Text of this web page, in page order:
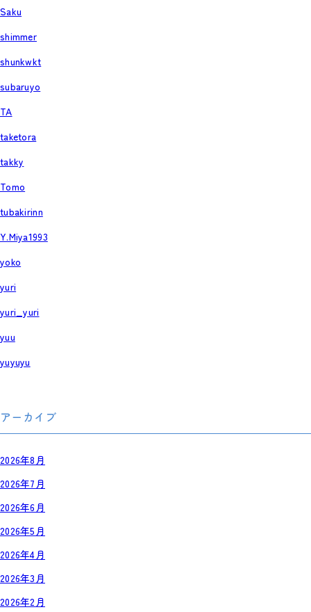
Saku
shimmer
shunkwkt
subaruyo
TA
taketora
takky
Tomo
tubakirinn
Y.Miya1993
yoko
yuri
yuri_yuri
yuu
yuyuyu
アーカイブ
2026年8月
2026年7月
2026年6月
2026年5月
2026年4月
2026年3月
2026年2月